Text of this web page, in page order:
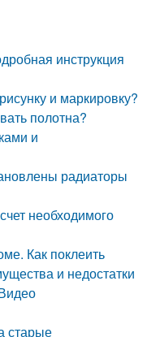
инструкция
и маркировку?
полотна?
и
радиаторы
необходимого
Как поклеить
и недостатки
старые